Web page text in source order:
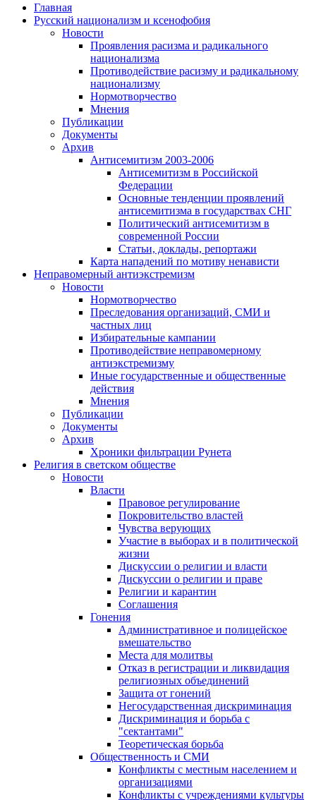
Главная
Русский национализм и ксенофобия
Новости
Проявления расизма и радикального
национализма
Противодействие расизму и радикальному
национализму
Нормотворчество
Мнения
Публикации
Документы
Архив
Антисемитизм 2003-2006
Антисемитизм в Российской
Федерации
Основные тенденции проявлений
антисемитизма в государствах СНГ
Политический антисемитизм в
современной России
Статьи, доклады, репортажи
Карта нападений по мотиву ненависти
Неправомерный антиэкстремизм
Новости
Нормотворчество
Преследования организаций, СМИ и
частных лиц
Избирательные кампании
Противодействие неправомерному
антиэкстремизму
Иные государственные и общественные
действия
Мнения
Публикации
Документы
Архив
Хроники фильтрации Рунета
Религия в светском обществе
Новости
Власти
Правовое регулирование
Покровительство властей
Чувства верующих
Участие в выборах и в политической
жизни
Дискуссии о религии и власти
Дискуссии о религии и праве
Религии и карантин
Соглашения
Гонения
Административное и полицейское
вмешательство
Места для молитвы
Отказ в регистрации и ликвидация
религиозных объединений
Защита от гонений
Негосударственная дискриминация
Дискриминация и борьба с
"сектантами"
Теоретическая борьба
Общественность и СМИ
Конфликты с местным населением и
организациями
Конфликты с учреждениями культуры